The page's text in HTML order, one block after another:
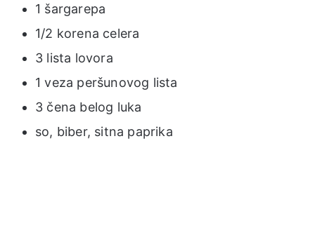
1 šargarepa
1/2 korena celera
3 lista lovora
1 veza peršunovog lista
3 čena belog luka
so, biber, sitna paprika